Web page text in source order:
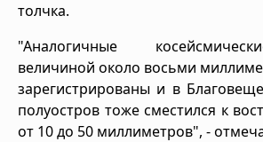
толчка.
"Аналогичные
величиной около восьми
зарегистрированы и в
полуостров тоже сместился к
от 10 до 50 миллиметров", -